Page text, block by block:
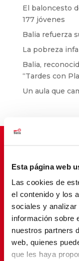
Esta página web
Las cookies de
el contenido y los
sociales y
información sobre
nuestros partners
web, quienes
que les haya
El baloncesto
177 jóvenes
Balia refuerza
La pobreza
Balia,
“Tardes con
Un aula que